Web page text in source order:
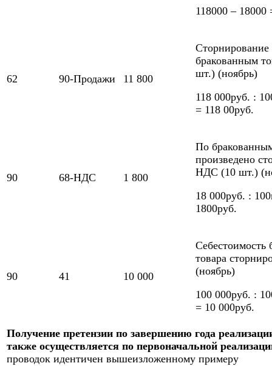
118000 – 18000
62 90-Продажи 11 800
бракованным
шт.) (ноябрь)
118 000руб. :
= 118 00руб.
90 68-НДС 1 800
По
произведено
НДС (10 шт.)
18 000руб. :
1800руб.
90 41 10 000
Себестоимость
товара
(ноябрь)
100 000руб. :
= 10 000руб.
Получение претензии по завершению года
также осуществляется по первоначальной
проводок идентичен вышеизложенному примеру